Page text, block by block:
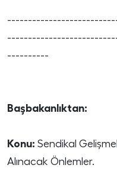
----------
Başbakanlıktan:
Konu: Sendikal
Alınacak Önlemler.